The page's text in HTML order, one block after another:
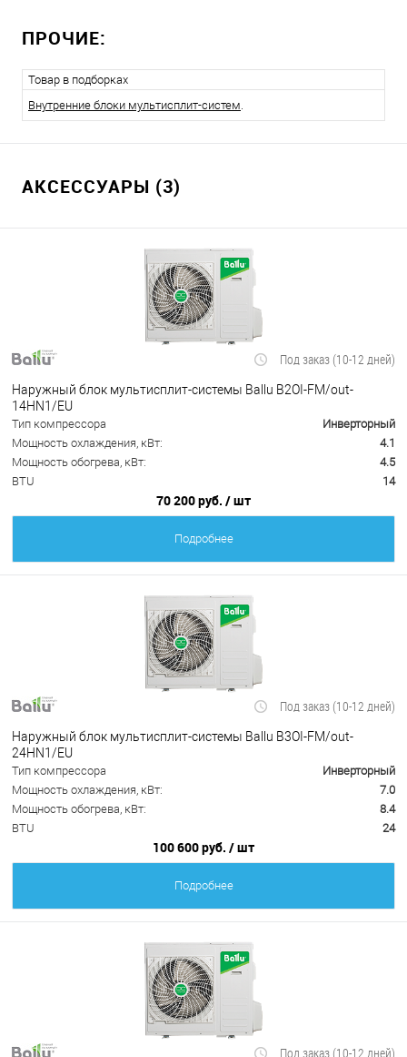
ПРОЧИЕ:
Товар в подборках
Внутренние блоки мультисплит-систем.
АКСЕССУАРЫ (3)
Под заказ (10-12 дней)
Наружный блок мультисплит-системы Ballu B2OI-FM/out-
14HN1/EU
Тип компрессора
Инверторный
Мощность охлаждения, кВт:
4.1
Мощность обогрева, кВт:
4.5
BTU
14
70 200 руб. / шт
Подробнее
Под заказ (10-12 дней)
Наружный блок мультисплит-системы Ballu B3OI-FM/out-
24HN1/EU
Тип компрессора
Инверторный
Мощность охлаждения, кВт:
7.0
Мощность обогрева, кВт:
8.4
BTU
24
100 600 руб. / шт
Подробнее
Под заказ (10-12 дней)